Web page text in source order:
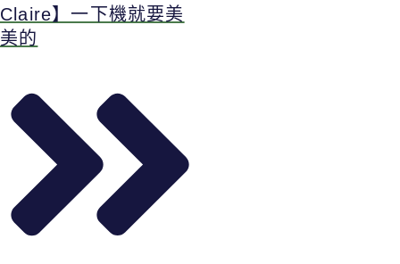
Claire】一下機就要美
美的